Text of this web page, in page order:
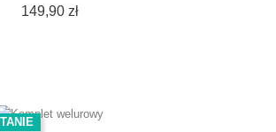
149,90 złCena